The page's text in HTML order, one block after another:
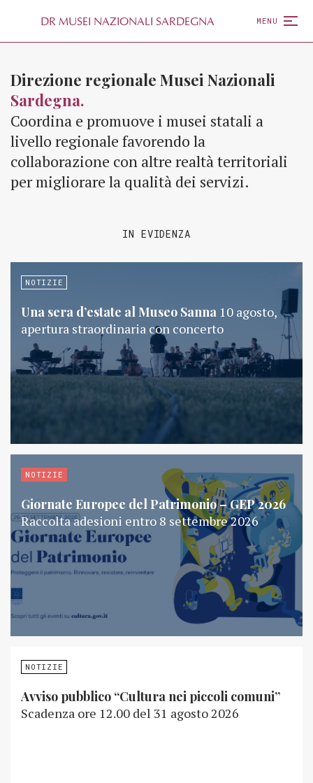
DR MUSEI NAZIONALI SARDEGNA MENU
Direzione regionale Musei Nazionali
Sardegna.
Coordina e promuove i musei statali a
livello regionale favorendo la
collaborazione con altre realtà territoriali
per migliorare la qualità dei servizi.
IN EVIDENZA
NOTIZIE
Una sera d’estate al Museo Sanna 10 agosto,
apertura straordinaria con concerto
NOTIZIE
Giornate Europee del Patrimonio – GEP 2026
Raccolta adesioni entro 8 settembre 2026
NOTIZIE
Avviso pubblico “Cultura nei piccoli comuni”
Scadenza ore 12.00 del 31 agosto 2026